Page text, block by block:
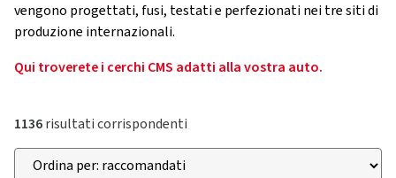
vengono progettati, fusi, testati e perfezionati nei tre siti di
produzione internazionali.
Qui troverete i cerchi CMS adatti alla vostra auto.
1136risultati corrispondenti